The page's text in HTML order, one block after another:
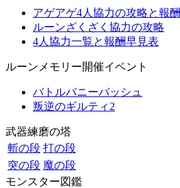
アゲアゲ4人協力の攻略と報酬
ルーンざくざく協力の攻略
4人協力一覧と報酬早見表
ルーンメモリー開催イベント
バトルバニーバッシュ
叛逆のギルティ2
武器練磨の塔
斬の段 打の段
突の段 魔の段
モンスター図鑑